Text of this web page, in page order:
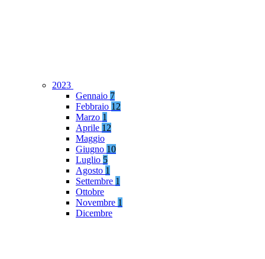
2023
Gennaio 7
Febbraio 12
Marzo 1
Aprile 12
Maggio
Giugno 10
Luglio 5
Agosto 1
Settembre 1
Ottobre
Novembre 1
Dicembre